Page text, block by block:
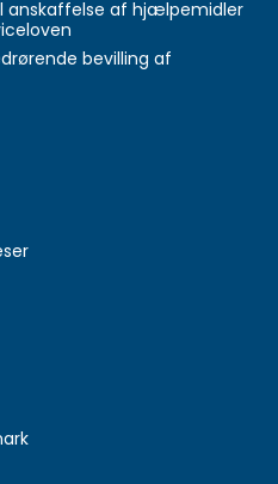
anskaffelse af hjælpemidler
bevilling af